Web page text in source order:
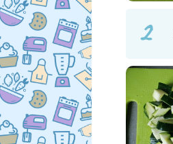
2